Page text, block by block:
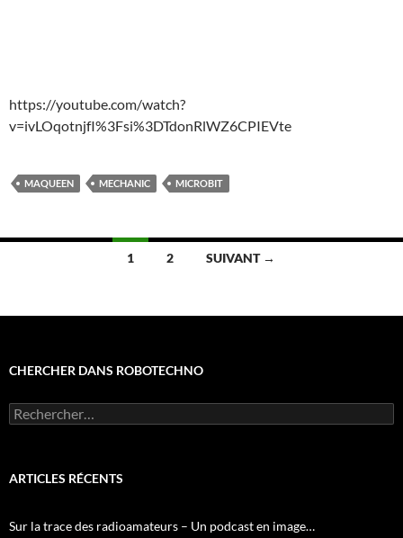
https://youtube.com/watch?
v=ivLOqotnjfI%3Fsi%3DTdonRlWZ6CPIEVte
MAQUEEN MECHANIC MICROBIT
articles
1 2 SUIVANT →
CHERCHER DANS ROBOTECHNO
Rechercher :
ARTICLES RÉCENTS
Sur la trace des radioamateurs – Un podcast en image…